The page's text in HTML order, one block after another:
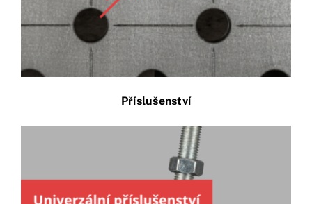
Příslušenství